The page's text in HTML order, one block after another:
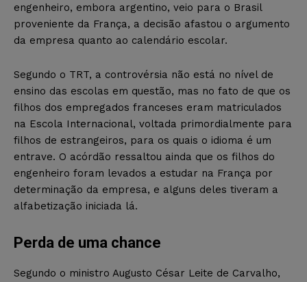
engenheiro, embora argentino, veio para o Brasil
proveniente da França, a decisão afastou o argumento
da empresa quanto ao calendário escolar.
Segundo o TRT, a controvérsia não está no nível de
ensino das escolas em questão, mas no fato de que os
filhos dos empregados franceses eram matriculados
na Escola Internacional, voltada primordialmente para
filhos de estrangeiros, para os quais o idioma é um
entrave. O acórdão ressaltou ainda que os filhos do
engenheiro foram levados a estudar na França por
determinação da empresa, e alguns deles tiveram a
alfabetização iniciada lá.
Perda de uma chance
Segundo o ministro Augusto César Leite de Carvalho,